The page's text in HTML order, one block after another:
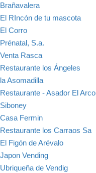
Brañavalera
El RIncón de tu mascota
El Corro
Prénatal, S.a.
Venta Rasca
Restaurante los Ángeles
la Asomadilla
Restaurante - Asador El Arco
Siboney
Casa Fermin
Restaurante los Carraos Sa
El Figón de Arévalo
Japon Vending
Ubriqueña de Vendig